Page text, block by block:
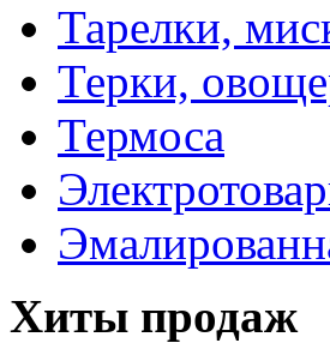
Тарелки,
Терки,
Термоса
Хиты продаж